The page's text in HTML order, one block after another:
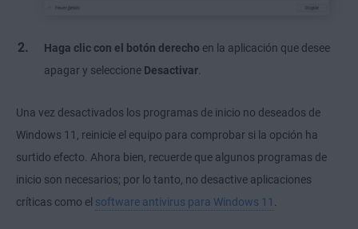
Haga clic con el botón derecho en la aplicación que desee
apagar y seleccione Desactivar.
Una vez desactivados los programas de inicio no deseados de
Windows 11, reinicie el equipo para comprobar si la opción ha
surtido efecto. Ahora bien, recuerde que algunos programas de
inicio son necesarios; por lo tanto, no desactive aplicaciones
críticas como el software antivirus para Windows 11 .